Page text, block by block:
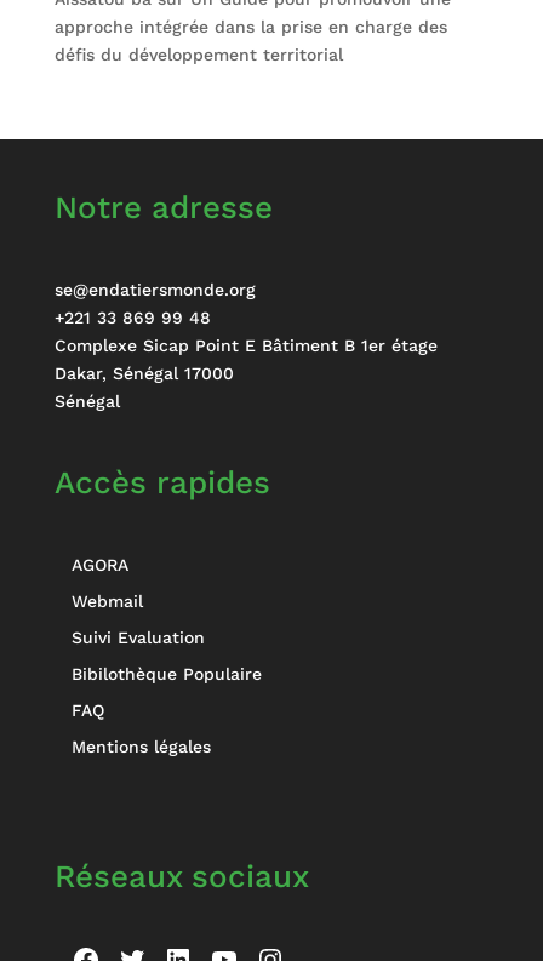
approche intégrée dans la prise en charge des
défis du développement territorial
Notre adresse
se@endatiersmonde.org
+221 33 869 99 48
Complexe Sicap Point E Bâtiment B 1er étage
Dakar, Sénégal 17000
Sénégal
Accès rapides
AGORA
Webmail
Suivi Evaluation
Bibilothèque Populaire
FAQ
Mentions légales
Réseaux sociaux